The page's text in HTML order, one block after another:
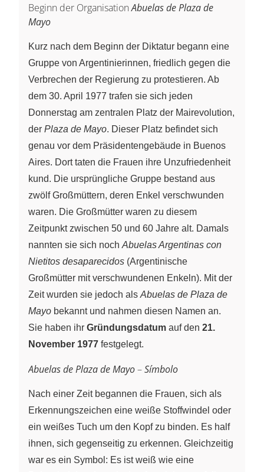
Beginn der OrganisationAbuelas de Plaza de
Mayo
Kurz nach dem Beginn der Diktatur begann eine
Gruppe von Argentinierinnen, friedlich gegen die
Verbrechen der Regierung zu protestieren. Ab
dem 30. April 1977 trafen sie sich jeden
Donnerstag am zentralen Platz der Mairevolution,
der Plaza de Mayo. Dieser Platz befindet sich
genau vor dem Präsidentengebäude in Buenos
Aires. Dort taten die Frauen ihre Unzufriedenheit
kund. Die ursprüngliche Gruppe bestand aus
zwölf Großmüttern, deren Enkel verschwunden
waren. Die Großmütter waren zu diesem
Zeitpunkt zwischen 50 und 60 Jahre alt. Damals
nannten sie sich noch Abuelas Argentinas con
Nietitos desaparecidos (Argentinische
Großmütter mit verschwundenen Enkeln). Mit der
Zeit wurden sie jedoch als Abuelas de Plaza de
Mayo bekannt und nahmen diesen Namen an.
Sie haben ihr Gründungsdatum auf den 21.
November 1977 festgelegt.
Abuelas de Plaza de Mayo–Símbolo
Nach einer Zeit begannen die Frauen, sich als
Erkennungszeichen eine weiße Stoffwindel oder
ein weißes Tuch um den Kopf zu binden. Es half
ihnen, sich gegenseitig zu erkennen. Gleichzeitig
war es ein Symbol: Es ist weiß wie eine